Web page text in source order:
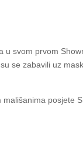
svom prvom
se zabavili uz
posjete